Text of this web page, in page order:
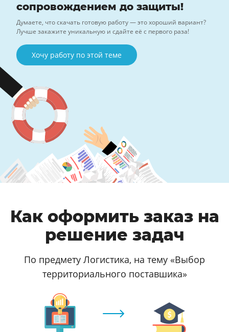
сопровождением до защиты!
Думаете, что скачать готовую работу — это хороший вариант?
Лучше закажите уникальную и сдайте её с первого раза!
Хочу работу по этой теме
Как оформить заказ на
решение задач
По предмету Логистика, на тему «Выбор
территориального поставшика»